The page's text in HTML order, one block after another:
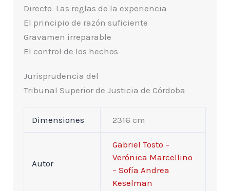
Directo  Las reglas de la experiencia
El principio de razón suficiente
Gravamen irreparable
El control de los hechos
Jurisprudencia del
Tribunal Superior de Justicia de Córdoba
Dimensiones 2316 cm
Autor
Gabriel Tosto –
Verónica Marcellino
– Sofía Andrea
Keselman